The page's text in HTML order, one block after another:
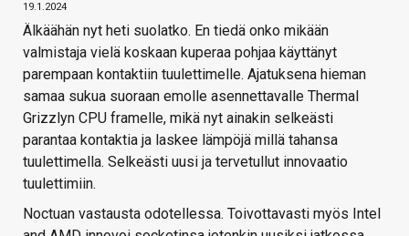
19.1.2024
Älkäähän nyt heti suolatko. En tiedä onko mikään
valmistaja vielä koskaan kuperaa pohjaa käyttänyt
parempaan kontaktiin tuulettimelle. Ajatuksena hieman
samaa sukua suoraan emolle asennettavalle Thermal
Grizzlyn CPU framelle, mikä nyt ainakin selkeästi
parantaa kontaktia ja laskee lämpöjä millä tahansa
tuulettimella. Selkeästi uusi ja tervetullut innovaatio
tuulettimiin.
Noctuan vastausta odotellessa. Toivottavasti myös Intel